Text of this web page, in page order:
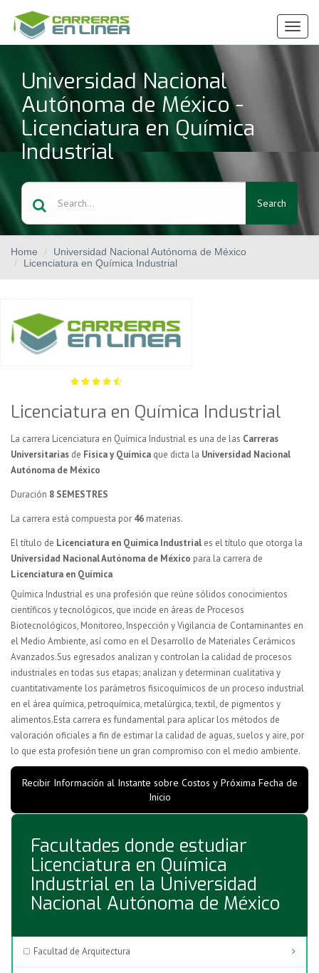
Ver
Menú
Universidad Nacional
Autónoma de México -
Licenciatura en Química
Industrial
Search
Home
Universidad Nacional Autónoma de México
Licenciatura en Química Industrial
Licenciatura en Química Industrial
La carrera Licenciatura en Química Industrial es una de las Carreras
Universitarias de Física y Química que dicta la Universidad Nacional
Autónoma de México
Duración 8 SEMESTRES
La carrera está compuesta por 46 materias.
El título de Licenciatura en Química Industrial es el título que otorga la
Universidad Nacional Autónoma de México para la carrera de
Licenciatura en Química
Química Industrial es una profesión que reúne sólidos conocimientos
científicos y tecnológicos, que incide en áreas de Procesos
Biotecnológicos, Monitoreo, Inspección y Vigilancia de Contaminantes en
el Medio Ambiente, así como en el Desarrollo de Materiales Cerámicos
Avanzados.Sus egresados analizan y controlan la calidad de procesos
industriales en todas sus etapas; analizan y determinan cualitativa y
cuantitativamente los parámetros fisicoquímicos de un proceso industrial
en el área química, petroquímica, metalúrgica, textil, de pigmentos y
alimentos.Esta carrera es fundamental para aplicar los métodos de
valoración oficiales a fin de estimar la calidad de aguas, suelos y aire, por
lo que esta profesión tiene un gran compromiso con el medio ambiente.
Recibir Información al Instante sobre Costos y Próxima Fecha de
Inicio
Facultades donde estudiar
Licenciatura en Química
Industrial en la Universidad
Nacional Autónoma de México
Facultad de Arquitectura